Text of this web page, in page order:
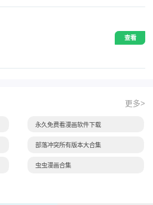
查看
更多>
永久免费看漫画软件下载
部落冲突所有版本大合集
虫虫漫画合集